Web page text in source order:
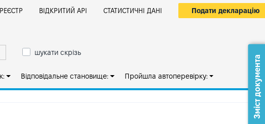
ВІДКРИТИЙ АРІ СТАТИСТИЧНІ ДАНІ Подати декларацію
шукати скрізь
Відповідальне становище: Пройшла автоперевірку: Зміст документа